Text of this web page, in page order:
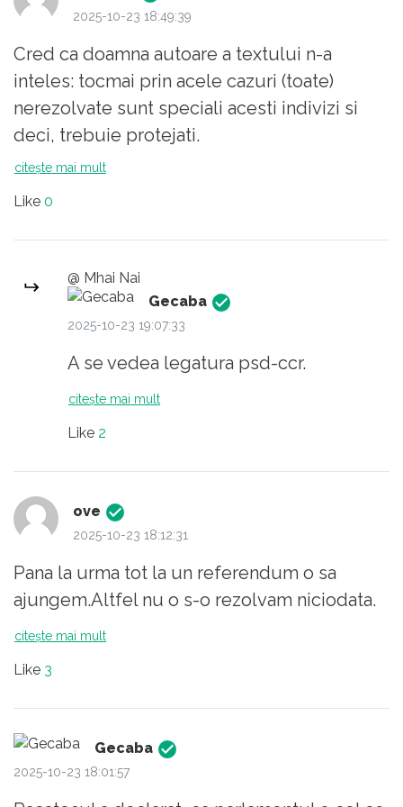
Timisoara. Avantajele solutiei sunt date de
faptul ca la 5 minute dupa anuntarea
candidaturii electorii vor sti exact cu cine au
de a face iar pentru urmatorii 4 ani senatorul
sau deputatul va putea fi 'tras de maneca' de
cei de pe strada lui iar dezavantajul a fost
la pachet, asortat. Dumnezeu nu se baga. e
drept.
2025-10-23 18:49:39
Cred ca doamna autoare a textului n-a
inteles: tocmai prin acele cazuri (toate)
nerezolvate sunt speciali acesti indivizi si
deci, trebuie protejati.
citește mai mult
Like 0
@ Mhai Nai
Gecaba
2025-10-23 19:07:33
A se vedea legatura psd-ccr.
citește mai mult
Like 2
ove
2025-10-23 18:12:31
Pana la urma tot la un referendum o sa
ajungem.Altfel nu o s-o rezolvam niciodata.
citește mai mult
Like 3
Gecaba
2025-10-23 18:01:57